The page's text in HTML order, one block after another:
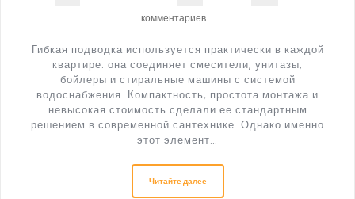
комментариев
Гибкая подводка используется практически в каждой
квартире: она соединяет смесители, унитазы,
бойлеры и стиральные машины с системой
водоснабжения. Компактность, простота монтажа и
невысокая стоимость сделали ее стандартным
решением в современной сантехнике. Однако именно
этот элемент…
Читайте далее